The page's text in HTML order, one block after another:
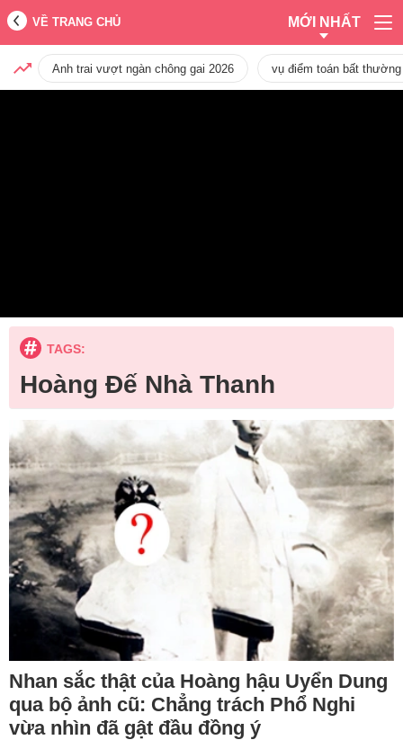
VỀ TRANG CHỦ MỚI NHẤT
Anh trai vượt ngàn chông gai 2026 vụ điểm toán bất
TAGS:
Hoàng Đế Nhà Thanh
Nhan sắc thật của Hoàng hậu Uyển Dung
qua bộ ảnh cũ: Chẳng trách Phổ Nghi
vừa nhìn đã gật đầu đồng ý